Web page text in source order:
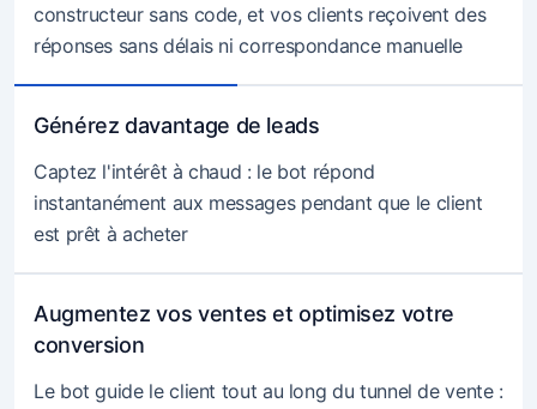
constructeur sans code, et vos clients reçoivent des
réponses sans délais ni correspondance manuelle
Générez davantage de leads
Captez l'intérêt à chaud : le bot répond
instantanément aux messages pendant que le client
est prêt à acheter
Augmentez vos ventes et optimisez votre
conversion
Le bot guide le client tout au long du tunnel de vente :